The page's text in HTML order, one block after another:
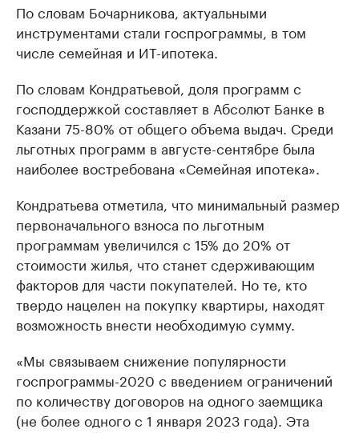
По словам Бочарникова, актуальными
инструментами стали госпрограммы, в том
числе семейная и ИТ-ипотека.
По словам Кондратьевой, доля программ с
господдержкой составляет в Абсолют Банке в
Казани 75-80% от общего объема выдач. Среди
льготных программ в августе-сентябре была
наиболее востребована «Семейная ипотека».
Кондратьева отметила, что минимальный размер
первоначального взноса по льготным
программам увеличился с 15% до 20% от
стоимости жилья, что станет сдерживающим
факторов для части покупателей. Но те, кто
твердо нацелен на покупку квартиры, находят
возможность внести необходимую сумму.
«Мы связываем снижение популярности
госпрограммы-2020 с введением ограничений
по количеству договоров на одного заемщика
(не более одного с 1 января 2023 года). Эта